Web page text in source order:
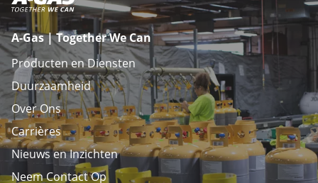
A-Gas | Together We Can
Producten en Diensten
Duurzaamheid
Over Ons
Carrières
Nieuws en Inzichten
Neem Contact Op